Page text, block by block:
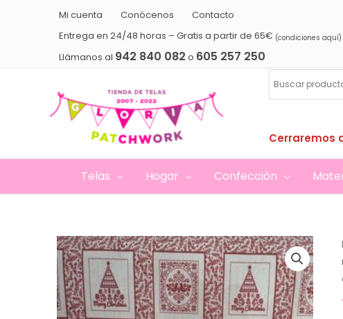
Mi cuenta Conócenos
Contacto
Entrega en 24/48 horas – Gratis a partir de 65€ (condiciones aquí)
Llámanos al 942 840 082 o 605 257 250
Cerraremos
Telas Hogar Confección